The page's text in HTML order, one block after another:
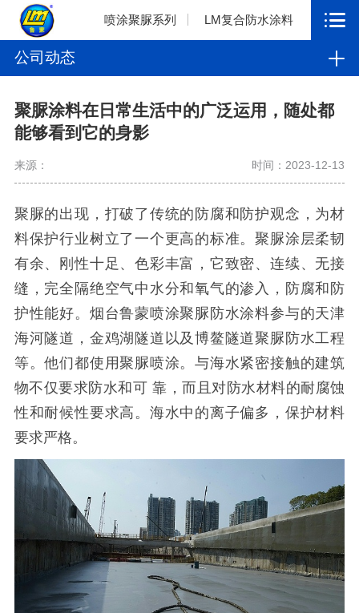
喷涂聚脲系列 LM复合防水涂料
公司动态
聚脲涂料在日常生活中的广泛运用，随处都
能够看到它的身影
来源： 时间：2023-12-13
聚脲的出现，打破了传统的防腐和防护观念，为材
料保护行业树立了一个更高的标准。聚脲涂层柔韧
有余、刚性十足、色彩丰富，它致密、连续、无接
缝，完全隔绝空气中水分和氧气的渗入，防腐和防
护性能好。烟台鲁蒙喷涂聚脲防水涂料参与的天津
海河隧道，金鸡湖隧道以及博鳌隧道聚脲防水工程
等。他们都使用聚脲喷涂。与海水紧密接触的建筑
物不仅要求防水和可 靠，而且对防水材料的耐腐蚀
性和耐候性要求高。海水中的离子偏多，保护材料
要求严格。